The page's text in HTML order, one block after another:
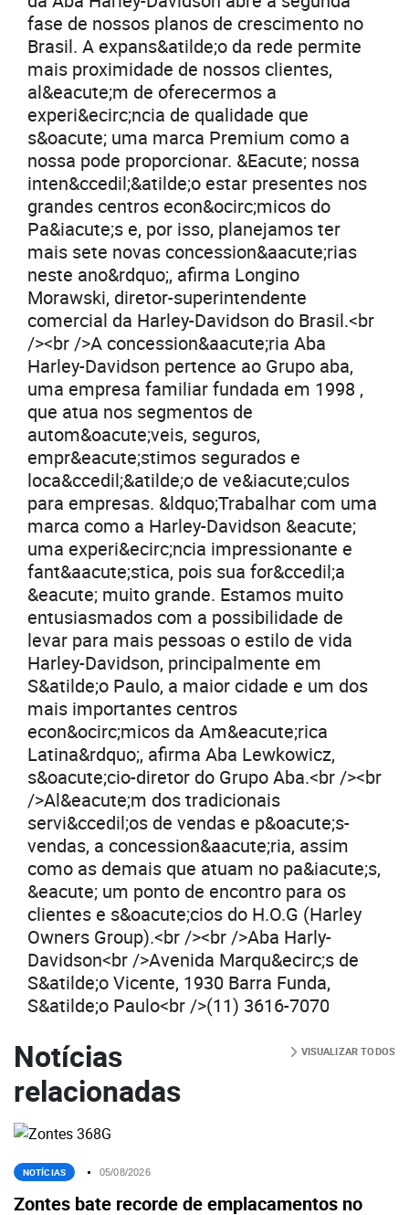
fase de nossos planos de crescimento no
Brasil. A expans&atilde;o da rede permite
mais proximidade de nossos clientes,
al&eacute;m de oferecermos a
experi&ecirc;ncia de qualidade que
s&oacute; uma marca Premium como a
nossa pode proporcionar. &Eacute; nossa
inten&ccedil;&atilde;o estar presentes nos
grandes centros econ&ocirc;micos do
Pa&iacute;s e, por isso, planejamos ter
mais sete novas concession&aacute;rias
neste ano&rdquo;, afirma Longino
Morawski, diretor-superintendente
comercial da Harley-Davidson do Brasil.<br
/><br />A concession&aacute;ria Aba
Harley-Davidson pertence ao Grupo aba,
uma empresa familiar fundada em 1998 ,
que atua nos segmentos de
autom&oacute;veis, seguros,
empr&eacute;stimos segurados e
loca&ccedil;&atilde;o de ve&iacute;culos
para empresas. &ldquo;Trabalhar com uma
marca como a Harley-Davidson &eacute;
uma experi&ecirc;ncia impressionante e
fant&aacute;stica, pois sua for&ccedil;a
&eacute; muito grande. Estamos muito
entusiasmados com a possibilidade de
levar para mais pessoas o estilo de vida
Harley-Davidson, principalmente em
S&atilde;o Paulo, a maior cidade e um dos
mais importantes centros
econ&ocirc;micos da Am&eacute;rica
Latina&rdquo;, afirma Aba Lewkowicz,
s&oacute;cio-diretor do Grupo Aba.<br /><br
/>Al&eacute;m dos tradicionais
servi&ccedil;os de vendas e p&oacute;s-
vendas, a concession&aacute;ria, assim
como as demais que atuam no pa&iacute;s,
&eacute; um ponto de encontro para os
clientes e s&oacute;cios do H.O.G (Harley
Owners Group).<br /><br />Aba Harly-
Davidson<br />Avenida Marqu&ecirc;s de
S&atilde;o Vicente, 1930 Barra Funda,
S&atilde;o Paulo<br />(11) 3616-7070
Notícias
relacionadas
VISUALIZAR TODOS
NOTÍCIAS 05/08/2026
Zontes bate recorde de emplacamentos no